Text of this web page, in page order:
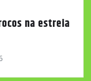
na estreia